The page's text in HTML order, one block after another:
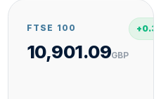
FTSE 100
10,901.09GBP